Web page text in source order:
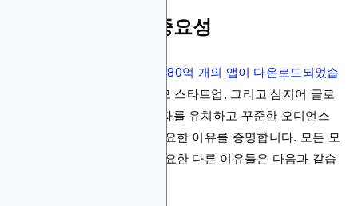
앱을 위한 UA의 중요성
전 세계적으로 1,380억 개의 앱이 다운로드되었습
. 이는 앱 개발자, 소규모 스타트업, 그리고 심지어 글로
벌 브랜드들이 새로운 사용자를 유치하고 꾸준한 오디언스
를 구축하기 위한 전략이 필요한 이유를 증명합니다. 모든 모
바일 앱에 사용자 획득이 중요한 다른 이유들은 다음과 같습